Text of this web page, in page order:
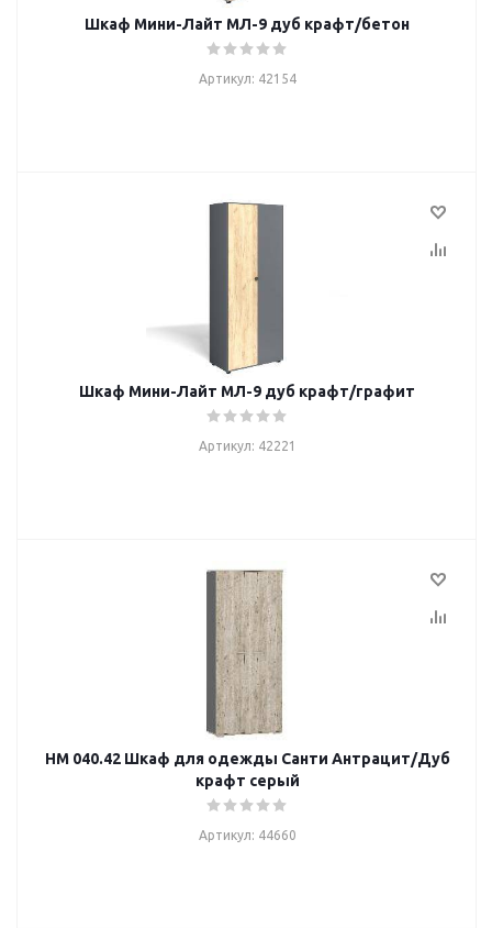
Шкаф Мини-Лайт МЛ-9 дуб крафт/бетон
Артикул: 42154
Шкаф Мини-Лайт МЛ-9 дуб крафт/графит
Артикул: 42221
НМ 040.42 Шкаф для одежды Санти Антрацит/Дуб
крафт серый
Артикул: 44660